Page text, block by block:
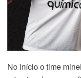
No início o time